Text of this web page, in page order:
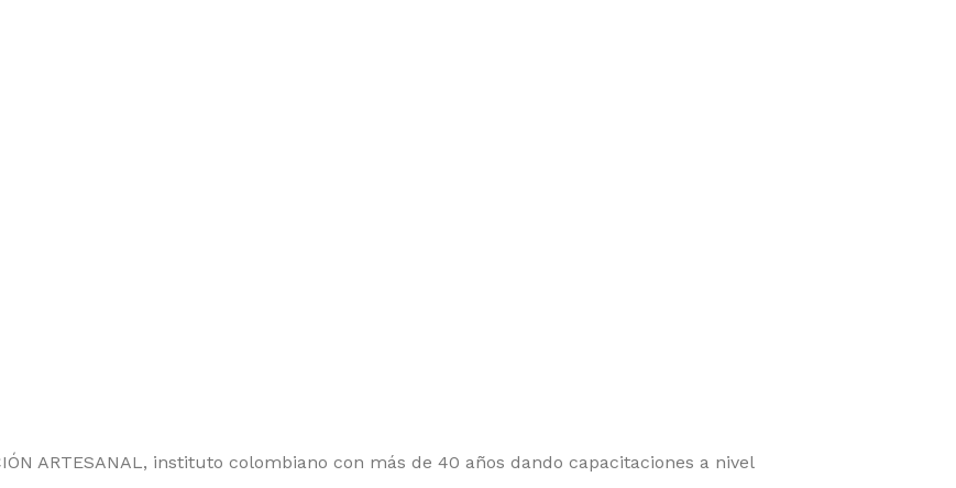
ARTESANAL, instituto colombiano con más de 40 años dando capacitaciones a nivel